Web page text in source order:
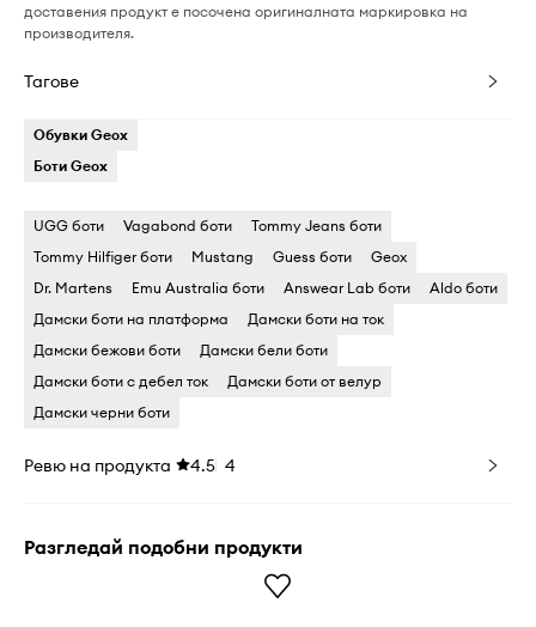
доставения продукт е посочена оригиналната маркировка на
производителя.
Тагове
Обувки Geox
Боти Geox
UGG боти Vagabond боти
Tommy Jeans боти
Tommy Hilfiger боти
Mustang Guess боти
Geox
Dr. Martens
Emu Australia боти Answear Lab боти
Aldo боти
Дамски боти на платформа
Дамски боти на ток
Дамски бежови боти
Дамски бели боти
Дамски боти с дебел ток
Дамски боти от велур
Дамски черни боти
Ревю на продукта 4.5 4
Разгледай подобни продукти